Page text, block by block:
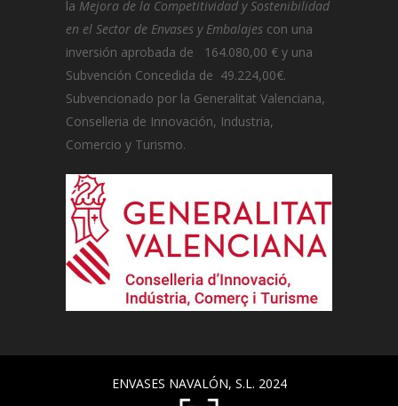
la Mejora de la Competitividad y Sostenibilidad
en el Sector de Envases y Embalajes con una
inversión aprobada de 164.080,00 € y una
Subvención Concedida de 49.224,00€.
Subvencionado por la Generalitat Valenciana,
Conselleria de Innovación, Industria,
Comercio y Turismo.
ENVASES NAVALÓN, S.L. 2024